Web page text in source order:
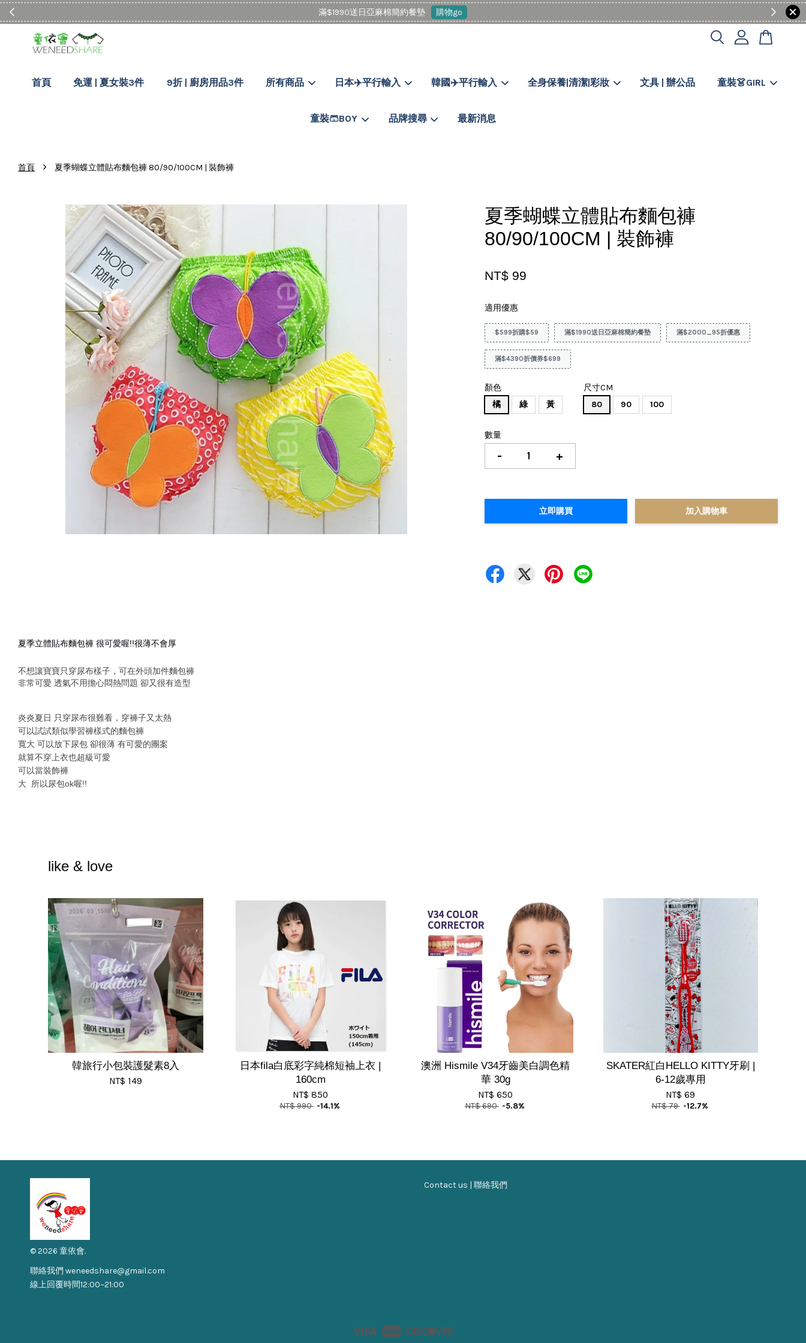
滿$1990送日亞麻棉簡約餐墊 購物go
首頁 免運 | 夏女裝3件 9折 | 廚房用品3件 所有商品 日本✈️平行輸入 韓國✈️平行輸入 全身保養|清潔|彩妝 文具 | 辦公品 童裝👗GIRL
童裝🩳BOY 品牌搜尋 最新消息
首頁 › 夏季蝴蝶立體貼布麵包褲 80/90/100CM | 裝飾褲
夏季蝴蝶立體貼布麵包褲
80/90/100CM | 裝飾褲
NT$ 99
適用優惠
$599折購$59 滿$1990送日亞麻棉簡約餐墊 滿$2000_95折優惠
滿$4390折價券$699
顏色
橘
綠 黃
尺寸CM
80
90 100
數量
- +
立即購買 加入購物車
夏季立體貼布麵包褲 很可愛喔!!很薄不會厚
不想讓寶寶只穿尿布樣子，可在外頭加件麵包褲
非常可愛 透氣不用擔心悶熱問題 卻又很有造型
炎炎夏日 只穿尿布很難看，穿褲子又太熱
可以試試類似學習褲樣式的麵包褲
寬大 可以放下尿包 卻很薄 有可愛的團案
就算不穿上衣也超級可愛
可以當裝飾褲
大 所以尿包ok喔!!
like & love
韓旅行小包裝護髮素8入
NT$ 149
日本fila白底彩字純棉短袖上衣 |
160cm
NT$ 850
NT$ 990 -14.1%
澳洲 Hismile V34牙齒美白調色精
華 30g
NT$ 650
NT$ 690 -5.8%
SKATER紅白HELLO KITTY牙刷 |
6-12歲專用
NT$ 69
NT$ 79 -12.7%
© 2026 童依會.
Contact us | 聯絡我們
聯絡我們 weneedshare@gmail.com
線上回覆時間12:00~21:00
Visa Master